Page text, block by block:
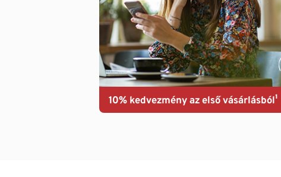
10% kedvezmény az első vásárlásból¹